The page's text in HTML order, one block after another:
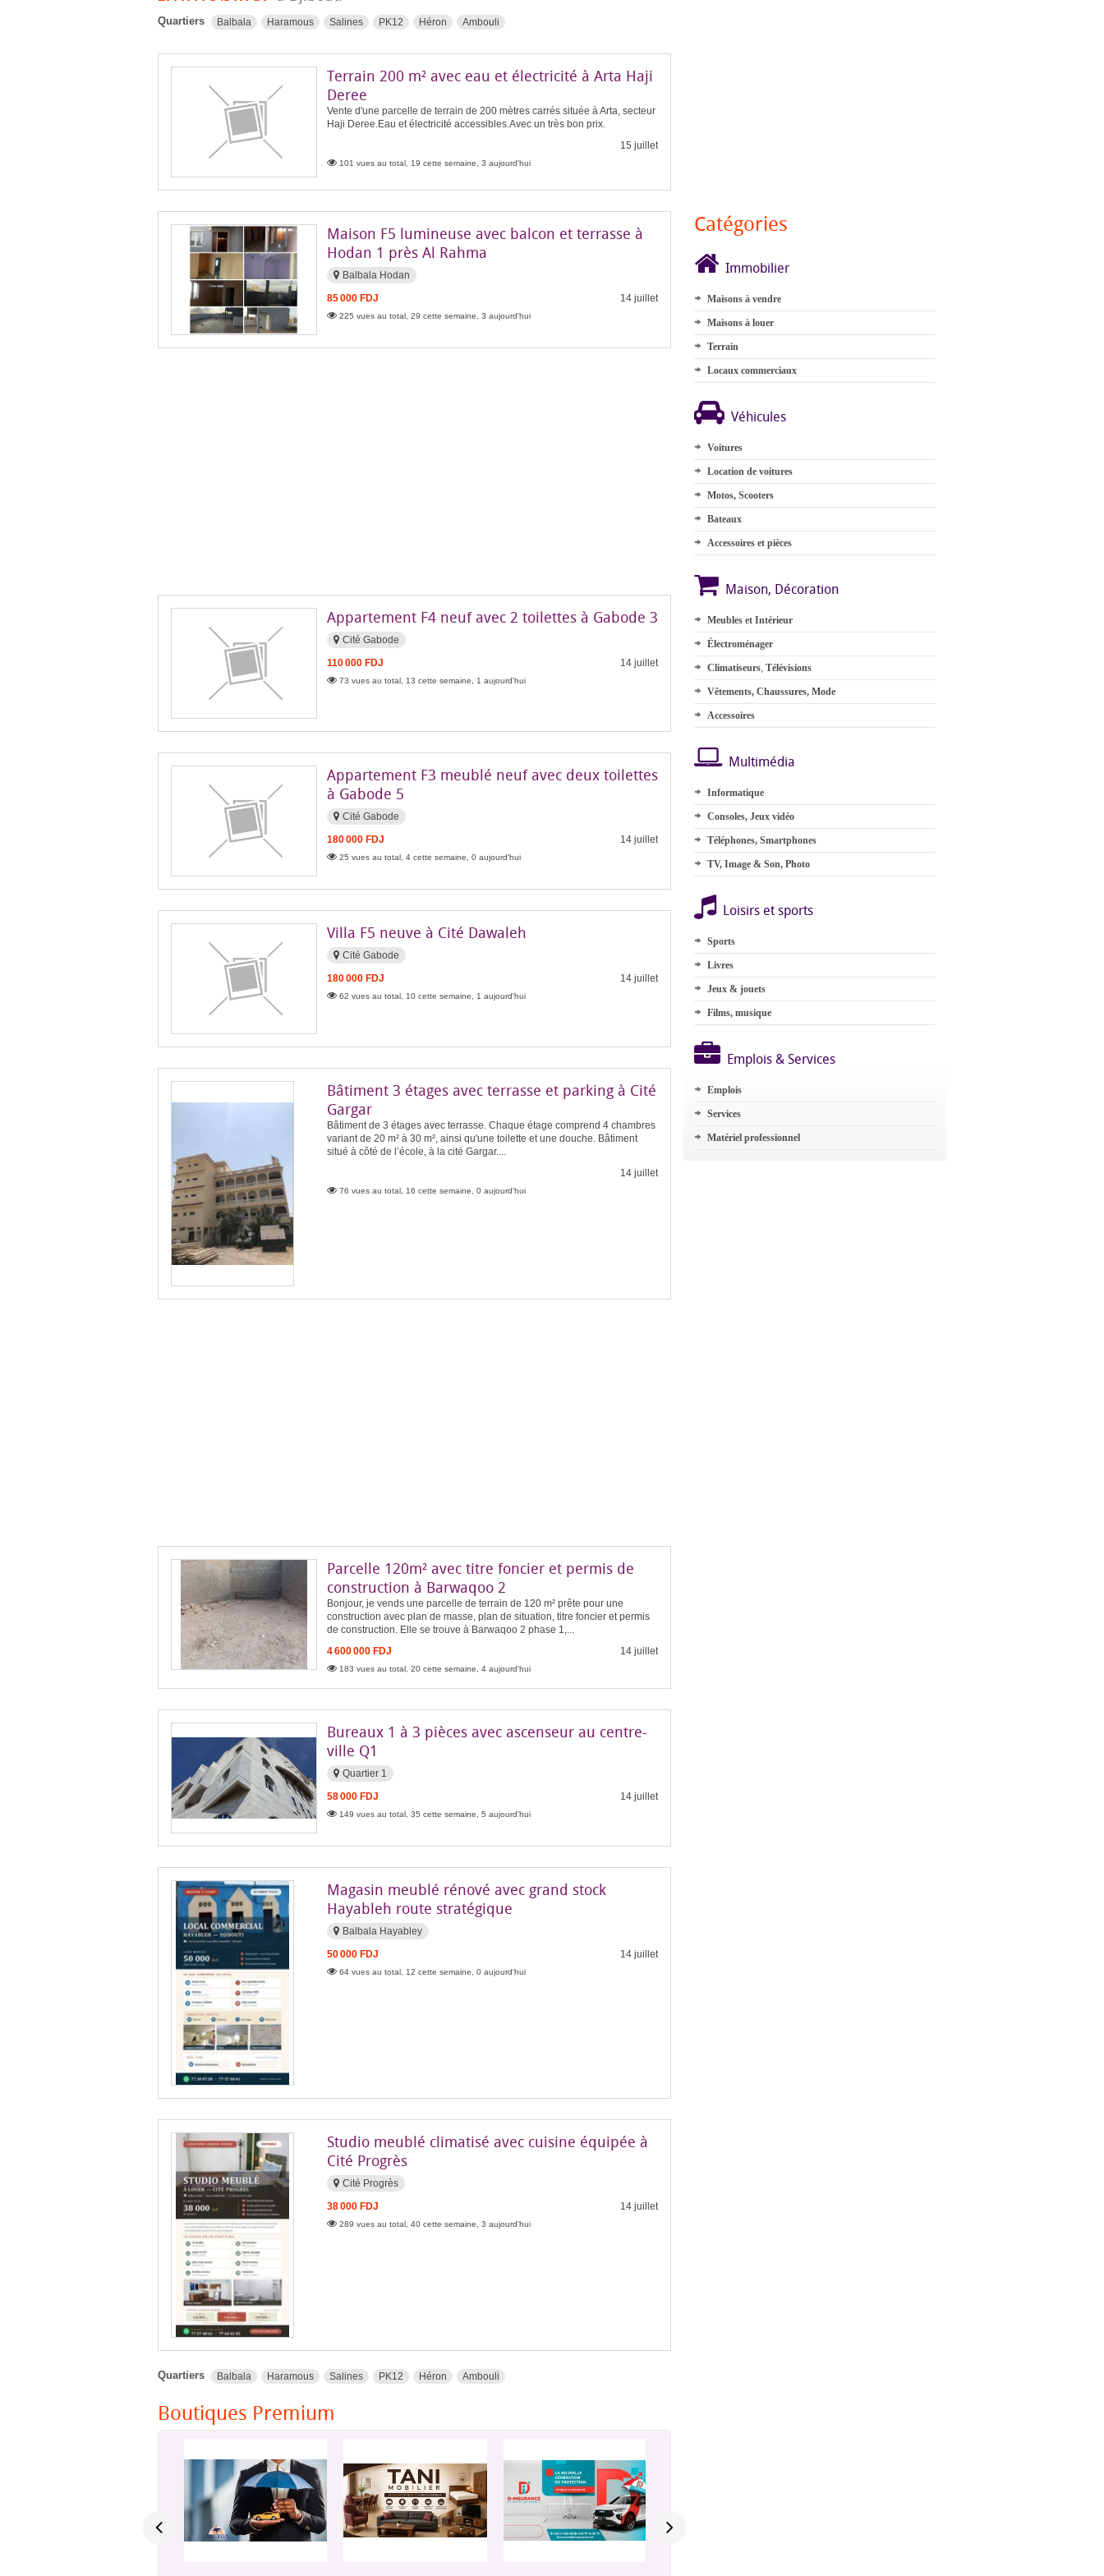
Quartiers Balbala Haramous Salines PK12 Héron Ambouli
Terrain 200 m² avec eau et électricité à Arta Haji
Deree
Vente d'une parcelle de terrain de 200 mètres carrés située à Arta, secteur
Haji Deree.Eau et électricité accessibles.Avec un très bon prix.
15 juillet
101 vues au total, 19 cette semaine, 3 aujourd'hui
Maison F5 lumineuse avec balcon et terrasse à
Hodan 1 près Al Rahma
Balbala Hodan
85 000 FDJ
14 juillet
225 vues au total, 29 cette semaine, 3 aujourd'hui
Appartement F4 neuf avec 2 toilettes à Gabode 3
Cité Gabode
110 000 FDJ
14 juillet
73 vues au total, 13 cette semaine, 1 aujourd'hui
Appartement F3 meublé neuf avec deux toilettes
à Gabode 5
Cité Gabode
180 000 FDJ
14 juillet
25 vues au total, 4 cette semaine, 0 aujourd'hui
Villa F5 neuve à Cité Dawaleh
Cité Gabode
180 000 FDJ
14 juillet
62 vues au total, 10 cette semaine, 1 aujourd'hui
Bâtiment 3 étages avec terrasse et parking à Cité
Gargar
Bâtiment de 3 étages avec terrasse. Chaque étage comprend 4 chambres
variant de 20 m² à 30 m², ainsi qu'une toilette et une douche. Bâtiment
situé à côté de l’école, à la cité Gargar....
14 juillet
76 vues au total, 16 cette semaine, 0 aujourd'hui
Parcelle 120m² avec titre foncier et permis de
construction à Barwaqoo 2
Bonjour, je vends une parcelle de terrain de 120 m² prête pour une
construction avec plan de masse, plan de situation, titre foncier et permis
de construction. Elle se trouve à Barwaqoo 2 phase 1,...
4 600 000 FDJ
14 juillet
183 vues au total, 20 cette semaine, 4 aujourd'hui
Bureaux 1 à 3 pièces avec ascenseur au centre-
ville Q1
Quartier 1
58 000 FDJ
14 juillet
149 vues au total, 35 cette semaine, 5 aujourd'hui
Magasin meublé rénové avec grand stock
Hayableh route stratégique
Balbala Hayabley
50 000 FDJ
14 juillet
64 vues au total, 12 cette semaine, 0 aujourd'hui
Studio meublé climatisé avec cuisine équipée à
Cité Progrès
Cité Progrès
38 000 FDJ
14 juillet
289 vues au total, 40 cette semaine, 3 aujourd'hui
Quartiers Balbala Haramous Salines PK12 Héron Ambouli
Boutiques Premium
Catégories
Immobilier
Maisons à vendre
Maisons à louer
Terrain
Locaux commerciaux
Véhicules
Voitures
Location de voitures
Motos, Scooters
Bateaux
Accessoires et pièces
Maison, Décoration
Meubles et Intérieur
Électroménager
Climatiseurs, Télévisions
Vêtements, Chaussures, Mode
Accessoires
Multimédia
Informatique
Consoles, Jeux vidéo
Téléphones, Smartphones
TV, Image & Son, Photo
Loisirs et sports
Sports
Livres
Jeux & jouets
Films, musique
Emplois & Services
Emplois
Services
Matériel professionnel